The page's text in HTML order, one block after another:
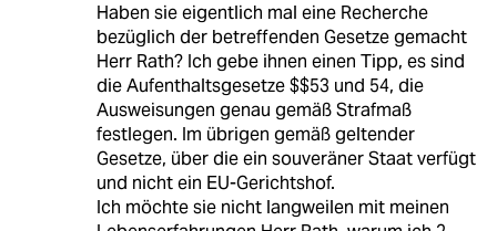
Haben sie eigentlich mal eine Recherche
bezüglich der betreffenden Gesetze gemacht
Herr Rath? Ich gebe ihnen einen Tipp, es sind
die Aufenthaltsgesetze $$53 und 54, die
Ausweisungen genau gemäß Strafmaß
festlegen. Im übrigen gemäß geltender
Gesetze, über die ein souveräner Staat verfügt
und nicht ein EU-Gerichtshof.
Ich möchte sie nicht langweilen mit meinen